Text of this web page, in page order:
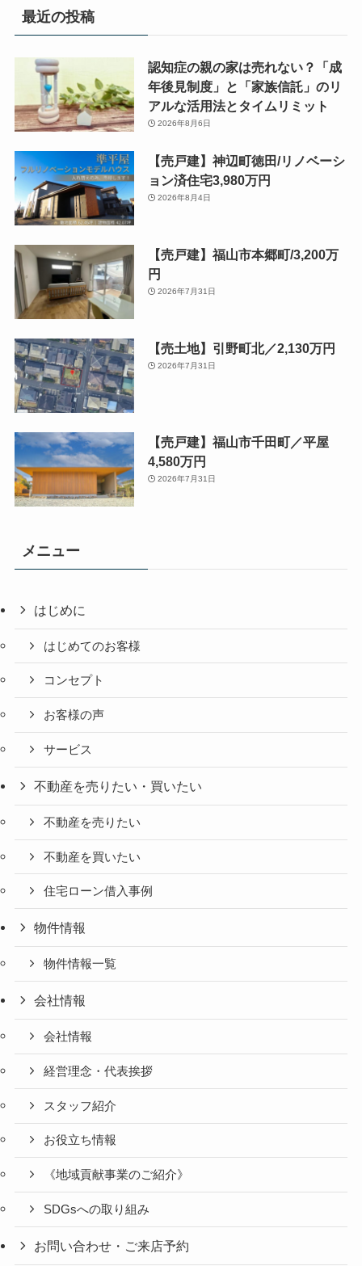
最近の投稿
認知症の親の家は売れない？「成
年後見制度」と「家族信託」のリ
アルな活用法とタイムリミット
2026年8月6日
【売戸建】神辺町徳田/リノベーシ
ョン済住宅3,980万円
2026年8月4日
【売戸建】福山市本郷町/3,200万
円
2026年7月31日
【売土地】引野町北／2,130万円
2026年7月31日
【売戸建】福山市千田町／平屋
4,580万円
2026年7月31日
メニュー
はじめに
はじめてのお客様
コンセプト
お客様の声
サービス
不動産を売りたい・買いたい
不動産を売りたい
不動産を買いたい
住宅ローン借入事例
物件情報
物件情報一覧
会社情報
会社情報
経営理念・代表挨拶
スタッフ紹介
お役立ち情報
《地域貢献事業のご紹介》
SDGsへの取り組み
お問い合わせ・ご来店予約